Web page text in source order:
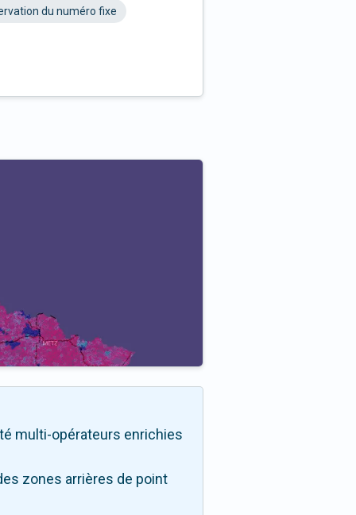
du numéro fixe
multi-opérateurs enrichies
zones arrières de point